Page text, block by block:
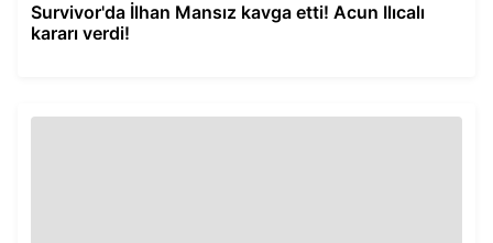
Survivor'da İlhan Mansız kavga etti! Acun Ilıcalı
kararı verdi!